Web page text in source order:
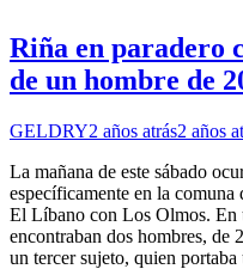
Riña en paradero
de un hombre de
GELDRY2 años atrás2 años
La mañana de este sábado
específicamente en la
El Líbano con Los Olmos. En
encontraban dos hombres, de
un tercer sujeto, quien